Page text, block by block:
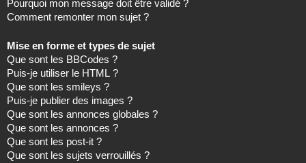
Pourquoi mon message doit être validé ?
Comment remonter mon sujet ?
Mise en forme et types de sujet
Que sont les BBCodes ?
Puis-je utiliser le HTML ?
Que sont les smileys ?
Puis-je publier des images ?
Que sont les annonces globales ?
Que sont les annonces ?
Que sont les post-it ?
Que sont les sujets verrouillés ?